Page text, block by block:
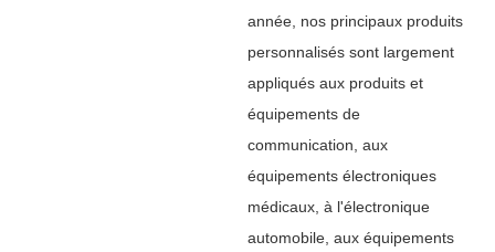
année, nos principaux produits
personnalisés sont largement
appliqués aux produits et
équipements de
communication, aux
équipements électroniques
médicaux, à l'électronique
automobile, aux équipements